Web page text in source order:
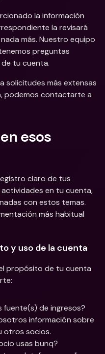
la información
la revisará
más. Nuestro equipo
preguntas
tu cuenta.
solicitudes más extensas
podemos contactarte a
esos
claro de tus
en tu cuenta,
con estos temas.
más habitual
y uso de la cuenta
propósito de tu cuenta
fuente(s) de ingresos?
información sobre
otros socios.
usas bunq?